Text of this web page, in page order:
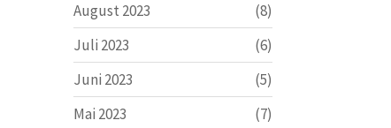
August 2023
(8)
Juli 2023
(6)
Juni 2023
(5)
Mai 2023
(7)